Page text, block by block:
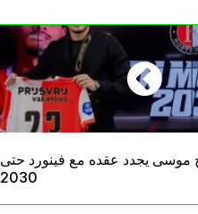
موسى يجدد عقده مع فينورد حتى
2030